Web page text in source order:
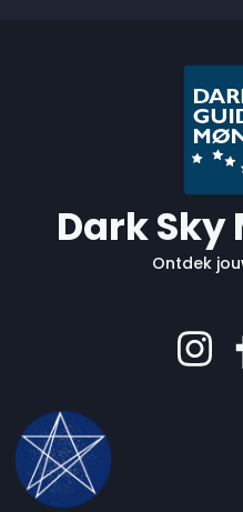
Dark Sky
Ontdek